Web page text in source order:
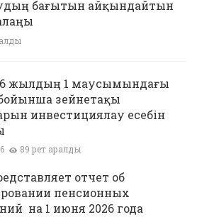
бағытын айқындайтын
жылдың 1 маусымындағы
зейнетақы
инвестициялау есебін
89 рет қаралды
отчет об
пенсионных
на 1 июня 2026 года